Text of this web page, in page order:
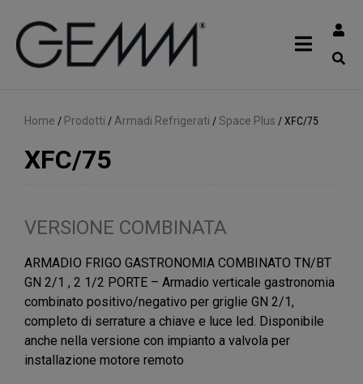
Home / Prodotti / Armadi Refrigerati /Space Plus /XFC/75
XFC/75
VERSIONE COMBINATA
ARMADIO FRIGO GASTRONOMIA COMBINATO TN/BT
GN 2/1 , 2 1/2 PORTE – Armadio verticale gastronomia
combinato positivo/negativo per griglie GN 2/1,
completo di serrature a chiave e luce led. Disponibile
anche nella versione con impianto a valvola per
installazione motore remoto